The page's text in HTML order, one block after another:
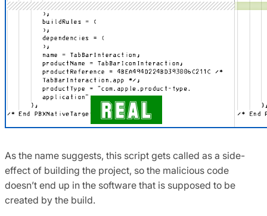
As the name suggests, this script gets called as a side-
effect of building the project, so the malicious code
doesn’t end up in the software that is supposed to be
created by the build.